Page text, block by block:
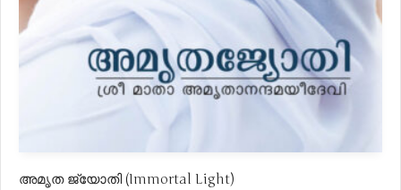
അമൃത ജ്യോതി (Immortal Light)